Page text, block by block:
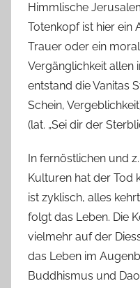
Himmlische
Totenkopf ist hier ein
Trauer oder ein
Vergänglichkeit allen
entstand die Vanitas
Schein,
(lat. „Sei dir der
In fernöstlichen und
Kulturen hat der Tod
ist zyklisch, alles
folgt das Leben. Die
vielmehr auf der
das Leben im
Buddhismus und